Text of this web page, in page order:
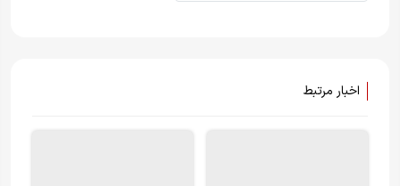
اخبار مرتبط